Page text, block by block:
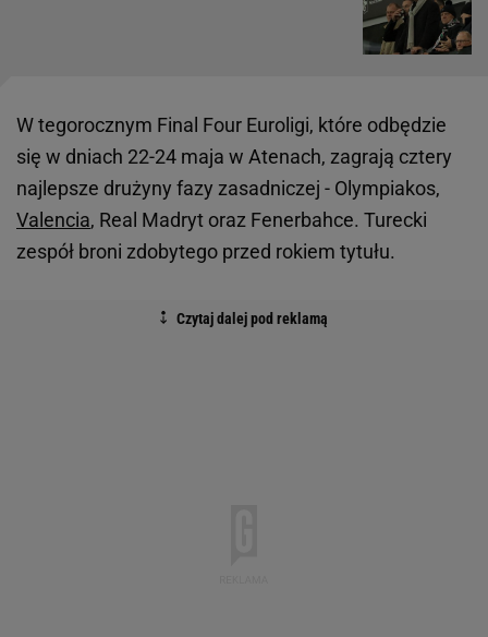
W tegorocznym Final Four Euroligi, które odbędzie
się w dniach 22-24 maja w Atenach, zagrają cztery
najlepsze drużyny fazy zasadniczej - Olympiakos,
Valencia, Real Madryt oraz Fenerbahce. Turecki
zespół broni zdobytego przed rokiem tytułu.